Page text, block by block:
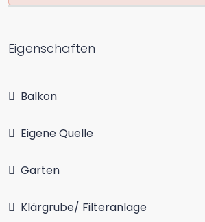
Eigenschaften
Balkon
Eigene Quelle
Garten
Klärgrube/ Filteranlage